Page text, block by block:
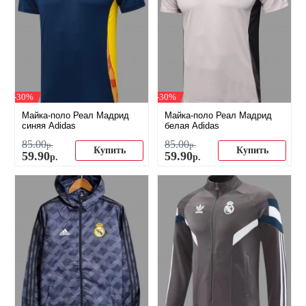
-30%
Майка-поло Реал Мадрид
синяя Adidas
85.00р.
59.90р.
Купить
-30%
Майка-поло Реал Мадрид
белая Adidas
85.00р.
59.90р.
Купить